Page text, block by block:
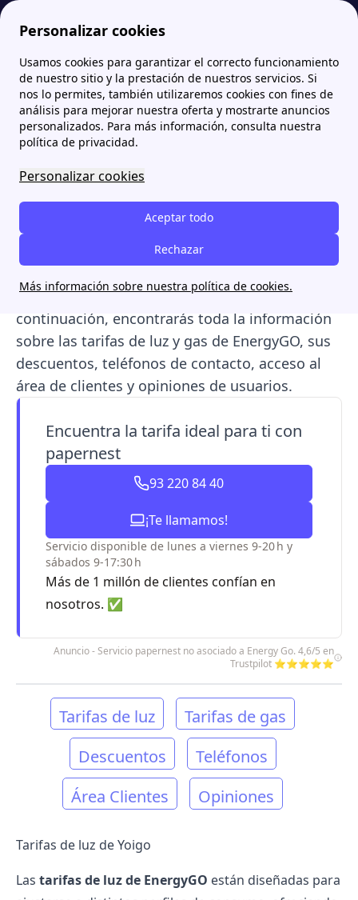
Personalizar cookies
Usamos cookies para garantizar el correcto funcionamiento
de nuestro sitio y la prestación de nuestros servicios. Si
nos lo permites, también utilizaremos cookies con fines de
análisis para mejorar nuestra oferta y mostrarte anuncios
personalizados. Para más información, consulta nuestra
política de privacidad.
Personalizar cookies
Aceptar todo
Rechazar
Más información sobre nuestra política de cookies.
Papernest.es Comercializadoras EnergyGO (Yoigo): tarifas de luz y gas, teléfono y opiniones
EnergyGO (Yoigo): tarifas
de luz y gas, teléfono y
opiniones
EnergyGOes la compañía deluz y gasde
Yoigo
tarifas adaptadas
a distintos
perfiles de consumo, con opciones de
descuentosexclusivos para clientes. A
continuación, encontrarás toda la información
sobre las tarifas de luz y gas de EnergyGO, sus
descuentos, teléfonos de contacto, acceso al
área de clientes y opiniones de usuarios.
Encuentra la tarifa ideal para ti con
papernest
93 220 84 40
¡Te llamamos!
Servicio disponible de lunes a viernes 9-20 h y
sábados 9-17:30 h
Más de 1 millón de clientes confían en
nosotros. ✅
Anuncio - Servicio papernest no asociado a Energy Go. 4,6/5 en
Trustpilot ⭐⭐⭐⭐⭐
Tarifas de luz
Tarifas de gas
Descuentos
Teléfonos
Área Clientes
Opiniones
Tarifas de luz de Yoigo
Las tarifas de luzde EnergyGO están diseñadas para